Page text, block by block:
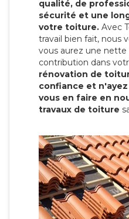
qualité, de
sécurité et une
votre toiture. Avec
travail bien fait, nous
vous aurez une
contribution dans
rénovation de
confiance et
vous en faire en
travaux de toiture